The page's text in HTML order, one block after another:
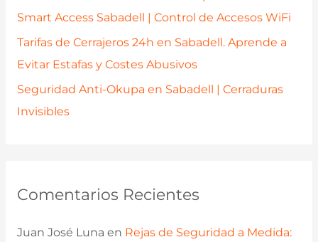
Smart Access Sabadell | Control de Accesos WiFi
Tarifas de Cerrajeros 24h en Sabadell. Aprende a
Evitar Estafas y Costes Abusivos
Seguridad Anti-Okupa en Sabadell | Cerraduras
Invisibles
Comentarios Recientes
Juan José Luna en Rejas de Seguridad a Medida: